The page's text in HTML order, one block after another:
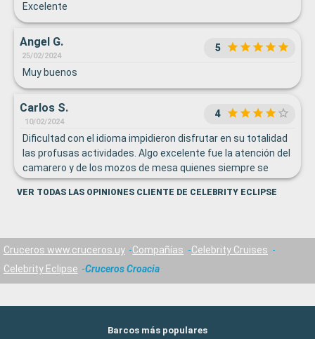
Excelente
Angel G.
25/02/2024
5
Muy buenos
Carlos S.
10/02/2024
4
Dificultad con el idioma impidieron disfrutar en su totalidad
las profusas actividades. Algo excelente fue la atención del
camarero y de los mozos de mesa quienes siempre se
ocuparon de la alimentación de mi hija, celíaca, brindando lo
mejor para ella (Ari Nur, Meachio, Jalvin, si no equivoco sus
VER TODAS LAS OPINIONES CLIENTE DE CELEBRITY ECLIPSE
Cruceros www.cruceros.uy Compañías
Celebrity Cruises
Celebrity Eclipse
Cruceros Croacia
Barcos más populares